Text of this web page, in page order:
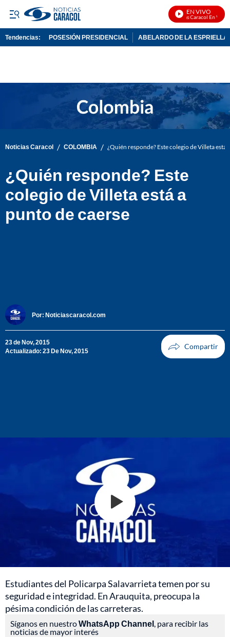
EN VIVO
Noticias Caracol En Vivo
Tendencias: POSESIÓN PRESIDENCIAL ABELARDO DE LA ESPRIELLA
Noticias Caracol / COLOMBIA / ¿Quién responde? Este colegio de Villeta está
¿Quién responde? Este
colegio de Villeta está a
punto de caerse
Por: Noticiascaracol.com
23 de Nov, 2015
Actualizado: 23 De Nov, 2015
Estudiantes del Policarpa Salavarrieta temen por su
seguridad e integridad. En Arauquita, preocupa la
pésima condición de las carreteras.
Síganos en nuestroWhatsApp Channel , para recibir las
noticias de mayor interés